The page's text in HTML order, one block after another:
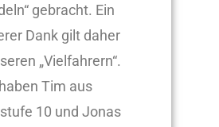
gebracht. Ein
Dank gilt daher
„Vielfahrern“.
Tim aus
10 und Jonas